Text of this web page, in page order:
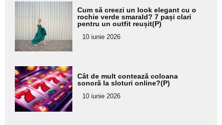
Adaugă
aici textul
pentru
subtitlu
Cum să creezi un look elegant cu o
rochie verde smarald? 7 pași clari
pentru un outfit reușit(P)
10 iunie 2026
Adaugă
aici textul
pentru
subtitlu
Cât de mult contează coloana
sonoră la sloturi online?(P)
10 iunie 2026